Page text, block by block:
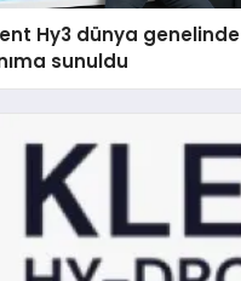
Hy3 dünya genelinde
sunuldu